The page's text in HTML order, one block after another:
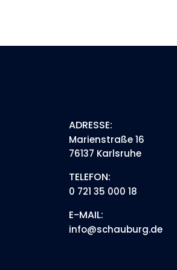
ADRESSE:
Marienstraße 16
76137 Karlsruhe
TELEFON:
0 721 35 000 18
E-MAIL:
info@schauburg.de